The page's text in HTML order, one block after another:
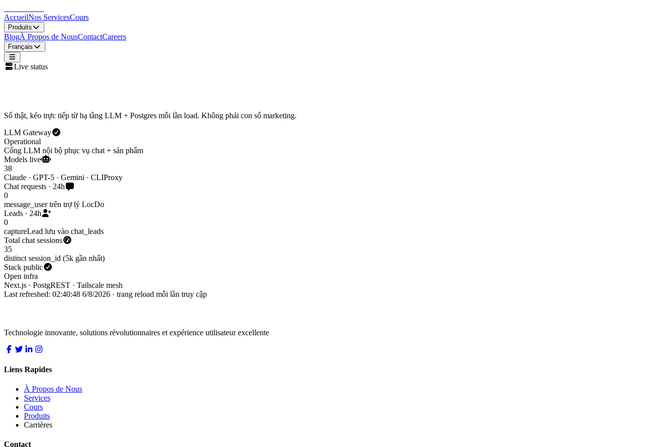
AccueilNos ServicesCours
Produits
BlogÀ Propos de NousContactCareers
Français
Live status
Số thật, kéo trực tiếp từ hạ tầng LLM + Postgres mỗi lần load. Không phải con số marketing.
LLM Gateway
Operational
Cổng LLM nội bộ phục vụ chat + sản phẩm
Models live
38
Claude · GPT-5 · Gemini · CLIProxy
Chat requests · 24h
0
message_user trên trợ lý LocDo
Leads · 24h
0
captureLead lưu vào chat_leads
Total chat sessions
35
distinct session_id (5k gần nhất)
Stack public
Open infra
Next.js · PostgREST · Tailscale mesh
Last refreshed: 02:40:48 6/8/2026 · trang reload mỗi lần truy cập
Technologie innovante, solutions révolutionnaires et expérience utilisateur excellente
Liens Rapides
À Propos de Nous
Services
Cours
Produits
Carrières
Contact